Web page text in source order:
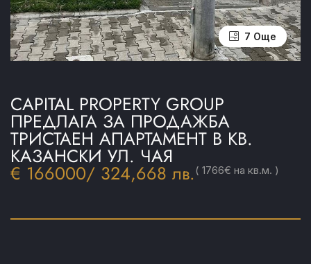
3 Още
7 Още
CAPITAL PROPERTY GROUP
ПРЕДЛАГА ЗА ПРОДАЖБА
ТРИСТАЕН АПАРТАМЕНТ В КВ.
КАЗАНСКИ УЛ. ЧАЯ
€ 166000/ 324,668 лв. ( 1766€ на кв.м. )